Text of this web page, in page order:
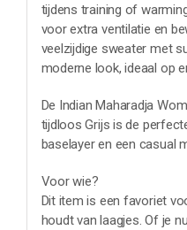
tijdens training of
voor extra ventilatie en
veelzijdige sweater met
moderne look, ideaal op
De Indian Maharadja
tijdloos Grijs is de
baselayer en een casual
Voor wie?
Dit item is een favoriet
houdt van laagjes. Of je